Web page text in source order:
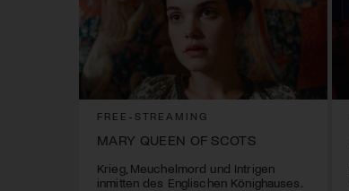
FREE-STREAMING
MARY QUEEN OF SCOTS
Krieg, Meuchelmord und Intrigen
inmitten des Englischen Könighauses.